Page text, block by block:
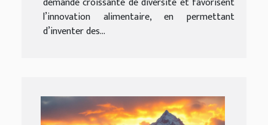
l’innovation alimentaire, en permettant
d’inventer des...